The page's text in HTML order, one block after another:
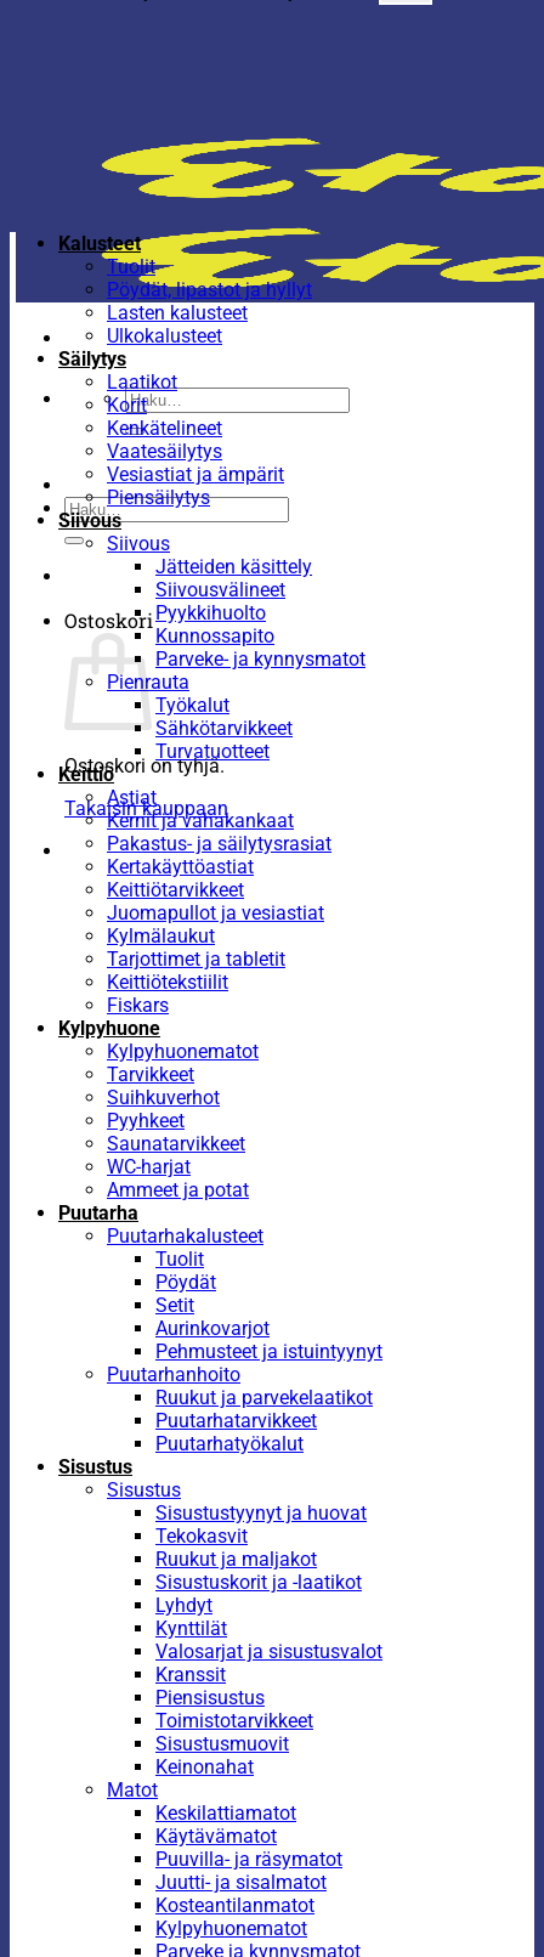
Etsi:
Etsi:
Ostoskori
Ostoskori on tyhjä.
Takaisin kauppaan
Kalusteet
Tuolit
Pöydät, lipastot ja hyllyt
Lasten kalusteet
Ulkokalusteet
Säilytys
Laatikot
Korit
Kenkätelineet
Vaatesäilytys
Vesiastiat ja ämpärit
Piensäilytys
Siivous
Siivous
Jätteiden käsittely
Siivousvälineet
Pyykkihuolto
Kunnossapito
Parveke- ja kynnysmatot
Pienrauta
Työkalut
Sähkötarvikkeet
Turvatuotteet
Keittiö
Astiat
Kernit ja vahakankaat
Pakastus- ja säilytysrasiat
Kertakäyttöastiat
Keittiötarvikkeet
Juomapullot ja vesiastiat
Kylmälaukut
Tarjottimet ja tabletit
Keittiötekstiilit
Fiskars
Kylpyhuone
Kylpyhuonematot
Tarvikkeet
Suihkuverhot
Pyyhkeet
Saunatarvikkeet
WC-harjat
Ammeet ja potat
Puutarha
Puutarhakalusteet
Tuolit
Pöydät
Setit
Aurinkovarjot
Pehmusteet ja istuintyynyt
Puutarhanhoito
Ruukut ja parvekelaatikot
Puutarhatarvikkeet
Puutarhatyökalut
Sisustus
Sisustus
Sisustustyynyt ja huovat
Tekokasvit
Ruukut ja maljakot
Sisustuskorit ja -laatikot
Lyhdyt
Kynttilät
Valosarjat ja sisustusvalot
Kranssit
Piensisustus
Toimistotarvikkeet
Sisustusmuovit
Keinonahat
Matot
Keskilattiamatot
Käytävämatot
Puuvilla- ja räsymatot
Juutti- ja sisalmatot
Kosteantilanmatot
Kylpyhuonematot
Parveke ja kynnysmatot